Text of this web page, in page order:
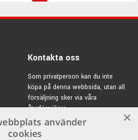
Kontakta oss
Som privatperson kan du inte
köpa på denna webbsida, utan all
försäljning sker via våra
återförsäljare.
E-post:info@emnordic.se
×
använder
cookies